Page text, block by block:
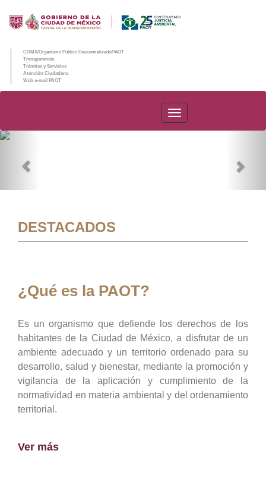
CDMX/Organismo Público Descentralizado/PAOT
Transparencia
Trámites y Servicios
Atención Ciudadana
Web e-mail PAOT
PAOT
DESTACADOS
¿Qué es la PAOT?
Es un organismo que defiende los derechos de los
habitantes de la Ciudad de México, a disfrutar de un
ambiente adecuado y un territorio ordenado para su
desarrollo, salud y bienestar, mediante la promoción y
vigilancia de la aplicación y cumplimiento de la
normatividad en materia ambiental y del ordenamiento
territorial.
Ver más